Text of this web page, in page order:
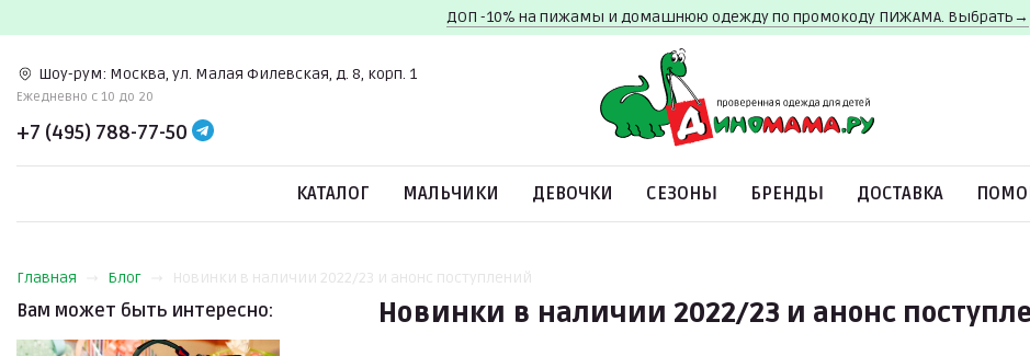
ДОП -10% на пижамы и домашнюю одежду по промокоду ПИЖАМА. Выбрать→
Шоу-рум: Москва, ул. Малая Филевская, д. 8, корп. 1
Ежедневно c 10 до 20
+7 (495) 788-77-50
КАТАЛОГ МАЛЬЧИКИ ДЕВОЧКИ СЕЗОНЫ БРЕНДЫ ДОСТАВКА
Главная Блог Новинки в наличии 2022/23 и анонс поступлений
Вам может быть интересно: Новинки в наличии 2022/23 и анонс